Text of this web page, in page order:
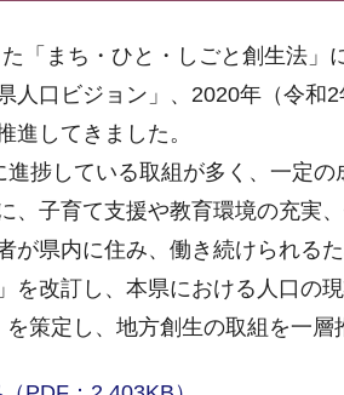
「まち・ひと・しごと創生法」
人口ビジョン」、2020年（令和
進してきました。
捗している取組が多く、一定
、子育て支援や教育環境の充実
県内に住み、働き続けられるた
を改訂し、本県における人口の
策定し、地方創生の取組を一層